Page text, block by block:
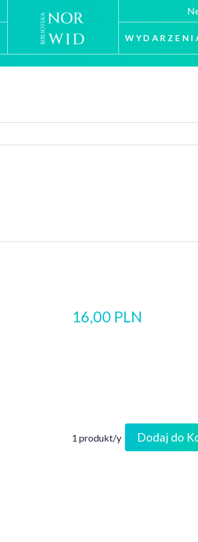
16,00 PLN
1 produkt/y Dodaj do